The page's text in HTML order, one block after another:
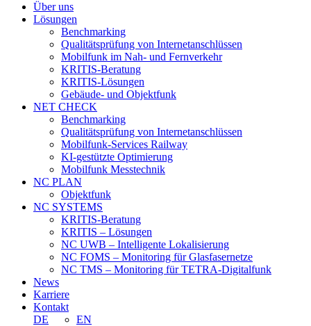
Über uns
Lösungen
Benchmarking
Qualitätsprüfung von Internetanschlüssen
Mobilfunk im Nah- und Fernverkehr
KRITIS-Beratung
KRITIS-Lösungen
Gebäude- und Objektfunk
NET CHECK
Benchmarking
Qualitätsprüfung von Internetanschlüssen
Mobilfunk-Services Railway
KI-gestützte Optimierung
Mobilfunk Messtechnik
NC PLAN
Objektfunk
NC SYSTEMS
KRITIS-Beratung
KRITIS – Lösungen
NC UWB – Intelligente Lokalisierung
NC FOMS – Monitoring für Glasfasernetze
NC TMS – Monitoring für TETRA-Digitalfunk
News
Karriere
Kontakt
DE
EN